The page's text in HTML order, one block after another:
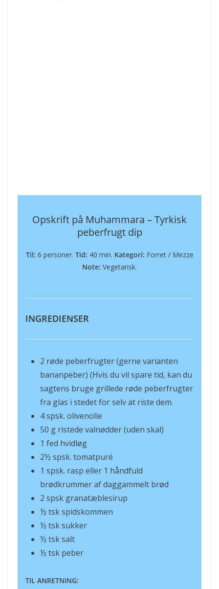
Opskrift på Muhammara – Tyrkisk
peberfrugt dip
Til: 6 personer. Tid: 40 min. Kategori: Forret / Mezze
Note: Vegetarisk.
INGREDIENSER
2 røde peberfrugter (gerne varianten
bananpeber) (Hvis du vil spare tid, kan du
sagtens bruge grillede røde peberfrugter
fra glas i stedet for selv at riste dem.
4 spsk. olivenolie
50 g ristede valnødder (uden skal)
1 fed hvidløg
2½ spsk. tomatpuré
1 spsk. rasp eller 1 håndfuld
brødkrummer af daggammelt brød
2 spsk granatæblesirup
½ tsk spidskommen
½ tsk sukker
½ tsk salt
½ tsk peber
TIL ANRETNING: